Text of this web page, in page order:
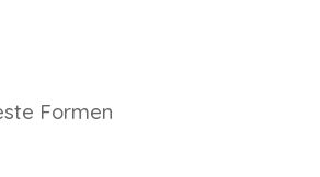
Formen